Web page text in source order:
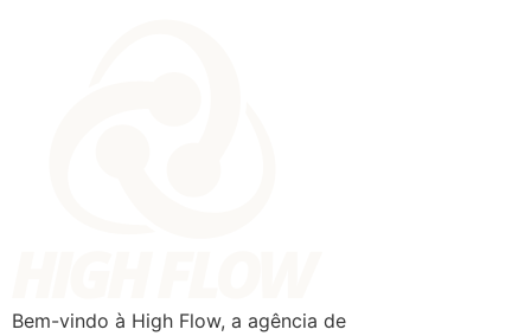
Bem-vindo à High Flow, a agência de